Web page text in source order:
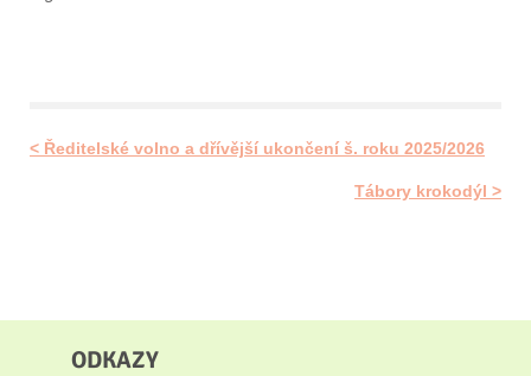
< Ředitelské volno a dřívější ukončení š. roku 2025/2026
Tábory krokodýl >
ODKAZY